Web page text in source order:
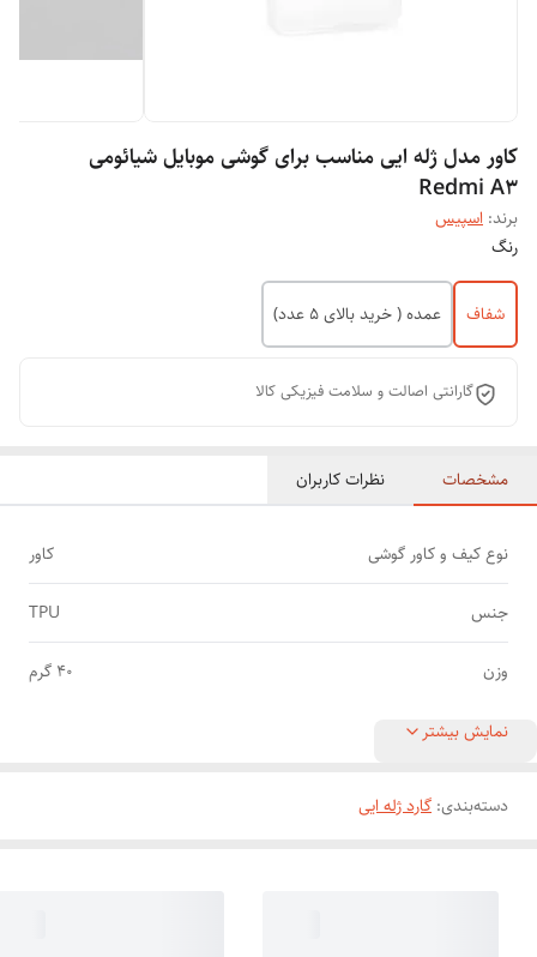
کاور مدل ژله ایی مناسب برای گوشی موبایل شیائومی
Redmi A3
برند: اسپیس
رنگ
شفاف عمده ( خرید بالای 5 عدد)
گارانتی اصالت و سلامت فیزیکی کالا
مشخصات نظرات کاربران
نوع کیف و کاور گوشی کاور
جنس TPU
وزن 40 گرم
نمایش بیشتر
دسته‌بندی: گارد ژله ایی